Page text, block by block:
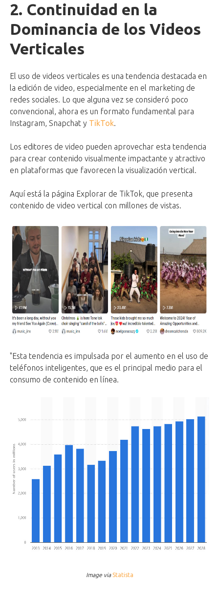
2. Continuidad en la
Dominancia de los Videos
Verticales
El uso de videos verticales es una tendencia destacada en
la edición de video, especialmente en el marketing de
redes sociales. Lo que alguna vez se consideró poco
convencional, ahora es un formato fundamental para
Instagram, Snapchat y TikTok.
Los editores de video pueden aprovechar esta tendencia
para crear contenido visualmente impactante y atractivo
en plataformas que favorecen la visualización vertical.
Aquí está la página Explorar de TikTok, que presenta
contenido de video vertical con millones de vistas.
"Esta tendencia es impulsada por el aumento en el uso de
teléfonos inteligentes, que es el principal medio para el
consumo de contenido en línea.
Image via Statista